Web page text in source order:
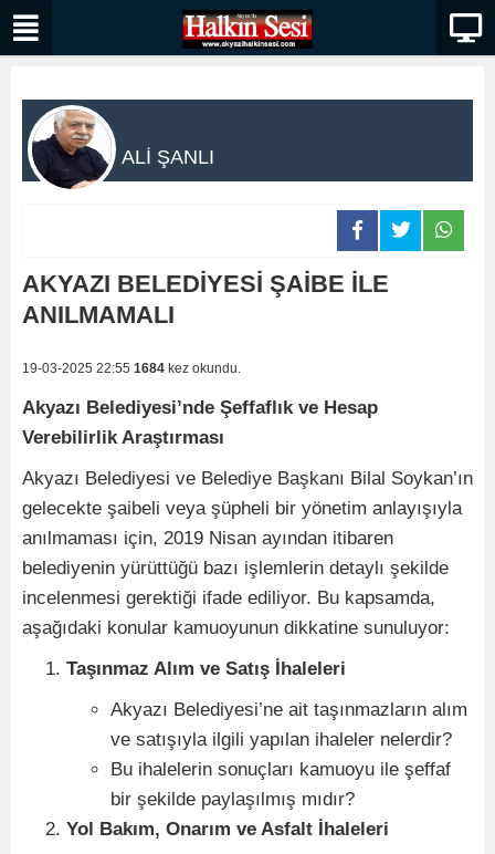
ALİ ŞANLI
AKYAZI BELEDİYESİ ŞAİBE İLE
ANILMAMALI
19-03-2025 22:55 1684 kez okundu.
Akyazı Belediyesi’nde Şeffaflık ve Hesap
Verebilirlik Araştırması
Akyazı Belediyesi ve Belediye Başkanı Bilal Soykan’ın
gelecekte şaibeli veya şüpheli bir yönetim anlayışıyla
anılmaması için, 2019 Nisan ayından itibaren
belediyenin yürüttüğü bazı işlemlerin detaylı şekilde
incelenmesi gerektiği ifade ediliyor. Bu kapsamda,
aşağıdaki konular kamuoyunun dikkatine sunuluyor:
Taşınmaz Alım ve Satış İhaleleri
Akyazı Belediyesi’ne ait taşınmazların alım
ve satışıyla ilgili yapılan ihaleler nelerdir?
Bu ihalelerin sonuçları kamuoyu ile şeffaf
bir şekilde paylaşılmış mıdır?
Yol Bakım, Onarım ve Asfalt İhaleleri